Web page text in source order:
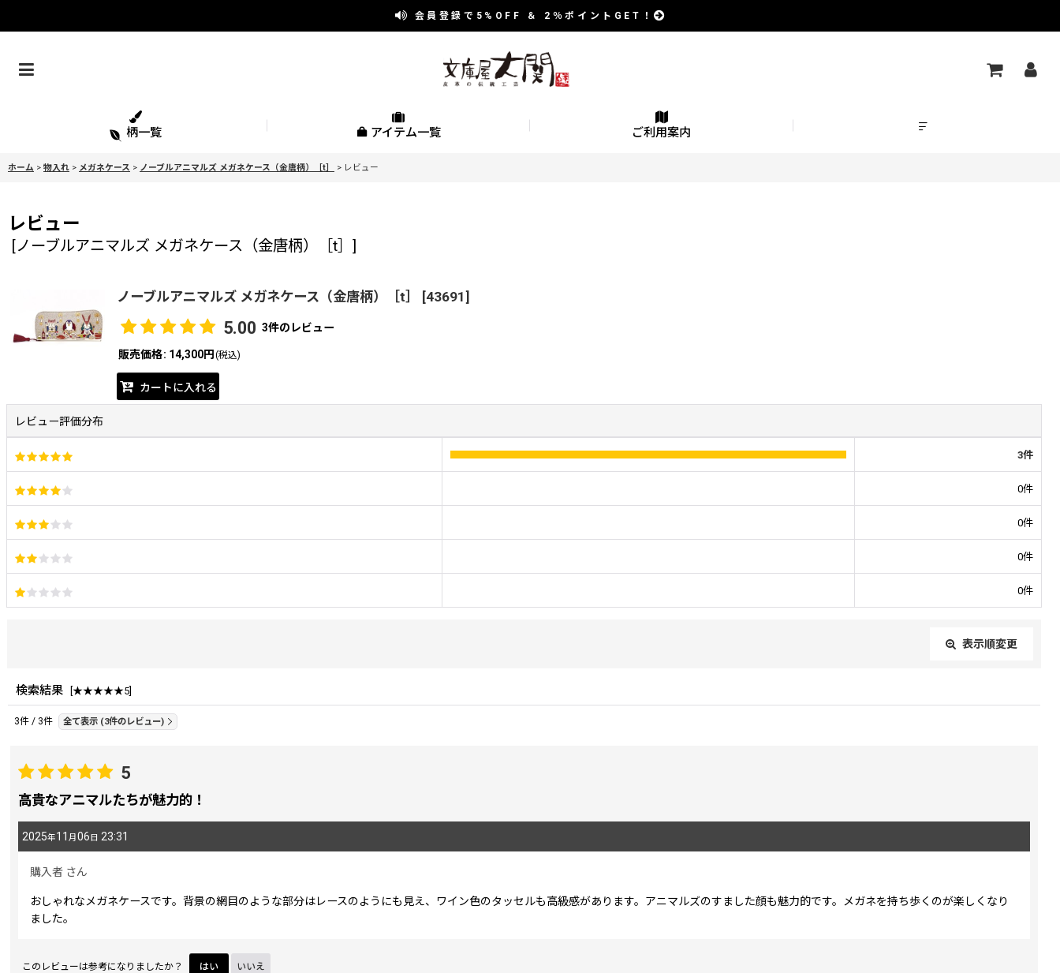
会員登録で 5%OFF ＆ 2％ポイントGET！
柄一覧 アイテム一覧 ご利用案内
ホーム > 物入れ > メガネケース > ノーブルアニマルズ メガネケース（金唐柄）［t］ > レビュー
レビュー
[ノーブルアニマルズ メガネケース（金唐柄）［t］ ]
ノーブルアニマルズ メガネケース（金唐柄）［t］ [43691]
5.00 3件のレビュー
販売価格: 14,300円 (税込)
カートに入れる
レビュー評価分布
3件
0件
0件
0件
0件
表示順変更
レビュー検索:
画像:
星の数:
並び順:
検索結果 ★★★★★5
3件 / 3件 全て表示 (3件のレビュー)
5
高貴なアニマルたちが魅力的！
2025年11 月 06 日 23:31
購入者 さん
おしゃれなメガネケースです。背景の網目のような部分はレースのようにも見え、ワイン色のタッセルも高級感があります。アニマルズのすました顔も魅力的です。メガネを持ち歩くのが楽しくなり
ました。
このレビューは参考になりましたか？ はい いいえ